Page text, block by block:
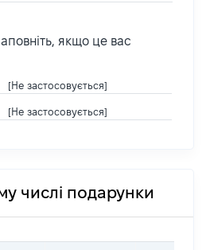
якщо це вас
[Не застосовується]
[Не застосовується]
числі подарунки